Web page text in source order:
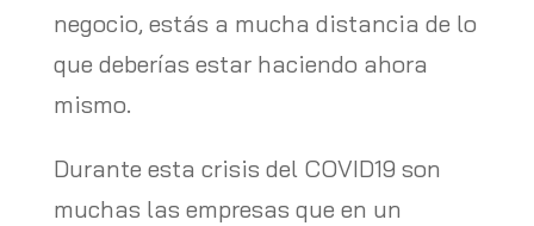
negocio, estás a mucha distancia de lo
que deberías estar haciendo ahora
mismo.
Durante esta crisis del COVID19 son
muchas las empresas que en un